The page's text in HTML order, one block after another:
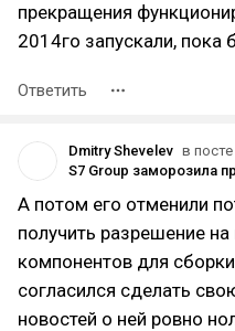
прекращения
2014го запускали, пока
Ответить
Dmitry Shevelev в посте
А потом его отменили
получить разрешение
компонентов для
согласился сделать
новостей о ней ровно